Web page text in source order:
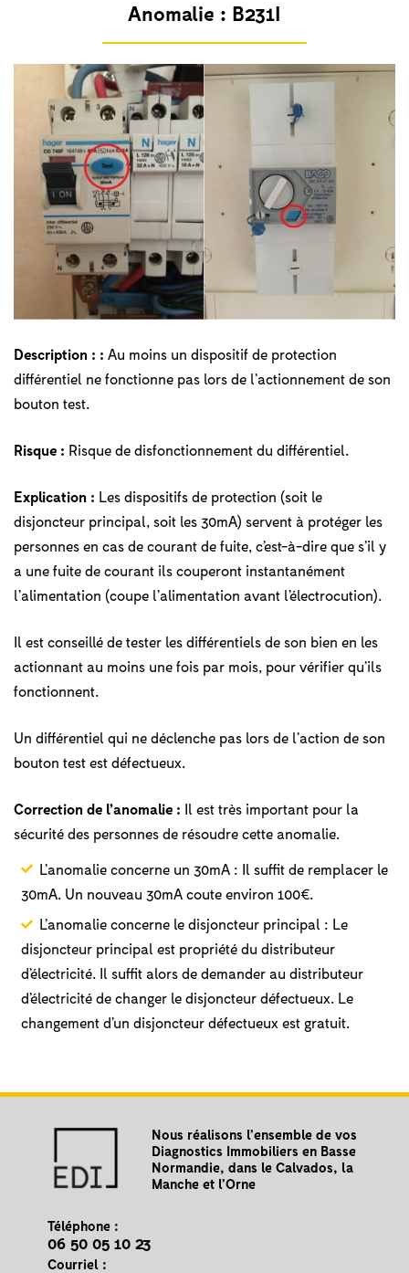
Anomalie : B231I
Description : : Au moins un dispositif de protection
différentiel ne fonctionne pas lors de l’actionnement de son
bouton test.
Risque : Risque de disfonctionnement du différentiel.
Explication : Les dispositifs de protection (soit le
disjoncteur principal, soit les 30mA) servent à protéger les
personnes en cas de courant de fuite, c’est-à-dire que s’il y
a une fuite de courant ils couperont instantanément
l’alimentation (coupe l’alimentation avant l’électrocution).
Il est conseillé de tester les différentiels de son bien en les
actionnant au moins une fois par mois, pour vérifier qu’ils
fonctionnent.
Un différentiel qui ne déclenche pas lors de l’action de son
bouton test est défectueux.
Correction de l’anomalie : Il est très important pour la
sécurité des personnes de résoudre cette anomalie.
L’anomalie concerne un 30mA : Il suffit de remplacer le
30mA. Un nouveau 30mA coute environ 100€.
L’anomalie concerne le disjoncteur principal : Le
disjoncteur principal est propriété du distributeur
d’électricité. Il suffit alors de demander au distributeur
d’électricité de changer le disjoncteur défectueux. Le
changement d’un disjoncteur défectueux est gratuit.
Nous réalisons l’ensemble de vos
Diagnostics Immobiliers en Basse
Normandie, dans le Calvados, la
Manche et l’Orne
Téléphone :
06 50 05 10 23
Courriel :